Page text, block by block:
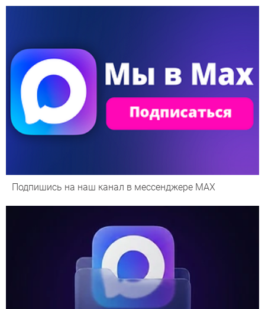
Подпишись на наш канал в мессенджере МАХ